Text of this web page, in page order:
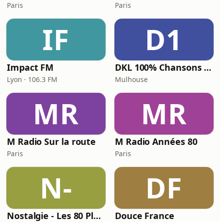
Paris Paris
IF
Impact FM
Lyon · 106.3 FM
D1
DKL 100% Chansons Françaises
Mulhouse
MR
M Radio Sur la route
Paris
MR
M Radio Années 80
Paris
N-
Nostalgie - Les 80 Plus Grands Tubes 80
DF
Douce France